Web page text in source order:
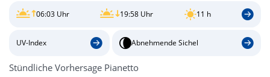
06:03 Uhr 19:58 Uhr 11 h
UV-Index Abnehmende Sichel
Stündliche Vorhersage Pianetto